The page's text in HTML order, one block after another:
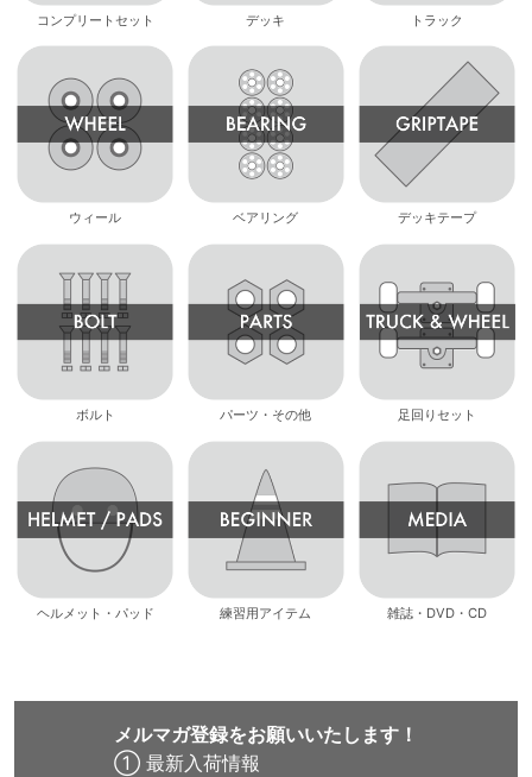
コンプリートセット デッキ トラック
ウィール ベアリング デッキテープ
ボルト パーツ・その他 足回りセット
ヘルメット・パッド 練習用アイテム 雑誌・DVD・CD
メルマガ登録をお願いいたします！
① 最新入荷情報